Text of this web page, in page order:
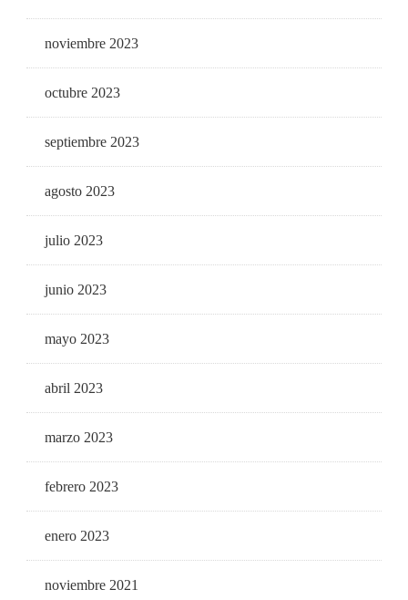
noviembre 2023
octubre 2023
septiembre 2023
agosto 2023
julio 2023
junio 2023
mayo 2023
abril 2023
marzo 2023
febrero 2023
enero 2023
noviembre 2021